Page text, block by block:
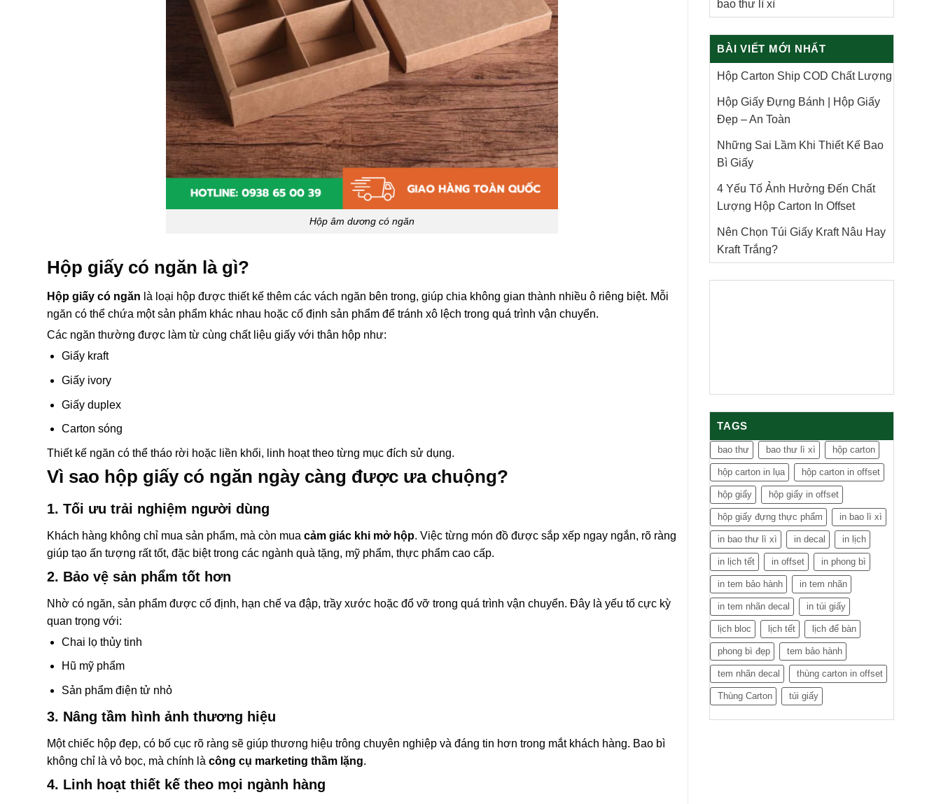
Hộp âm dương có ngăn
Hộp giấy có ngăn là gì?
Hộp giấy có ngăn là loại hộp được thiết kế thêm các vách ngăn bên trong, giúp chia không gian thành nhiều ô riêng biệt. Mỗi
ngăn có thể chứa một sản phẩm khác nhau hoặc cố định sản phẩm để tránh xô lệch trong quá trình vận chuyển.
Các ngăn thường được làm từ cùng chất liệu giấy với thân hộp như:
Giấy kraft
Giấy ivory
Giấy duplex
Carton sóng
Thiết kế ngăn có thể tháo rời hoặc liền khối, linh hoạt theo từng mục đích sử dụng.
Vì sao hộp giấy có ngăn ngày càng được ưa chuộng?
1. Tối ưu trải nghiệm người dùng
Khách hàng không chỉ mua sản phẩm, mà còn mua cảm giác khi mở hộp. Việc từng món đồ được sắp xếp ngay ngắn, rõ ràng
giúp tạo ấn tượng rất tốt, đặc biệt trong các ngành quà tặng, mỹ phẩm, thực phẩm cao cấp.
2. Bảo vệ sản phẩm tốt hơn
Nhờ có ngăn, sản phẩm được cố định, hạn chế va đập, trầy xước hoặc đổ vỡ trong quá trình vận chuyển. Đây là yếu tố cực kỳ
quan trọng với:
Chai lọ thủy tinh
Hũ mỹ phẩm
Sản phẩm điện tử nhỏ
3. Nâng tầm hình ảnh thương hiệu
Một chiếc hộp đẹp, có bố cục rõ ràng sẽ giúp thương hiệu trông chuyên nghiệp và đáng tin hơn trong mắt khách hàng. Bao bì
không chỉ là vỏ bọc, mà chính là công cụ marketing thầm lặng.
4. Linh hoạt thiết kế theo mọi ngành hàng
bao thư lì xì
BÀI VIẾT MỚI NHẤT
Hộp Carton Ship COD Chất Lượng
Hộp Giấy Đựng Bánh | Hộp Giấy
Đẹp – An Toàn
Những Sai Lầm Khi Thiết Kế Bao
Bì Giấy
4 Yếu Tố Ảnh Hưởng Đến Chất
Lượng Hộp Carton In Offset
Nên Chọn Túi Giấy Kraft Nâu Hay
Kraft Trắng?
TAGS
bao thư bao thư lì xì hộp carton
hộp carton in lụa hộp carton in offset
hộp giấy hộp giấy in offset
hộp giấy đựng thực phẩm in bao lì xì
in bao thư lì xì in decal in lịch
in lịch tết in offset in phong bì
in tem bảo hành in tem nhãn
in tem nhãn decal in túi giấy
lịch bloc lịch tết lịch để bàn
phong bì đẹp tem bảo hành
tem nhãn decal thùng carton in offset
Thùng Carton túi giấy